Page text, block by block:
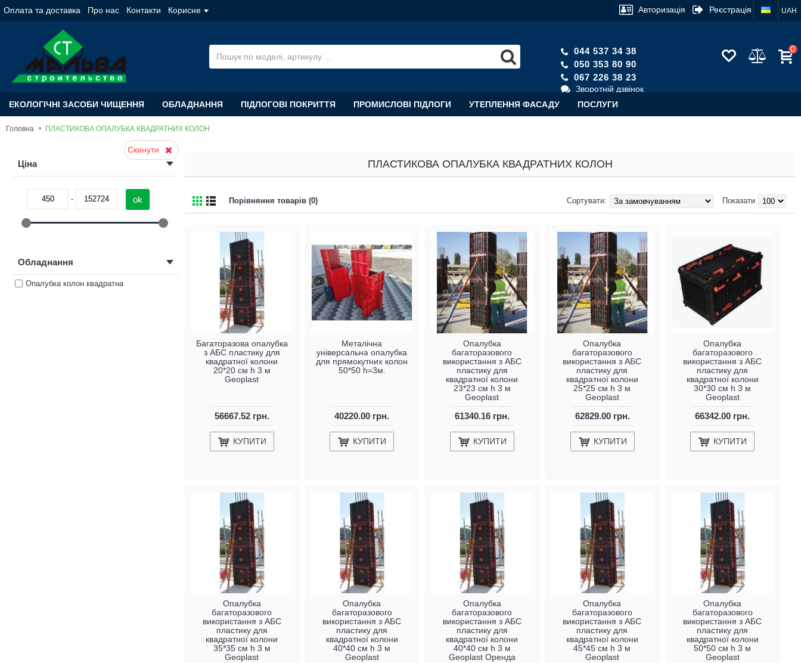
Оплата та доставка Про нас Контакти Корисне UAH
Авторизація Реєстрація
044 537 34 38
050 353 80 90
067 226 38 23
Зворотній дзвінок
0
ЕКОЛОГІЧНІ ЗАСОБИ ЧИЩЕННЯ ОБЛАДНАННЯ ПІДЛОГОВІ ПОКРИТТЯ ПРОМИСЛОВІ ПІДЛОГИ УТЕПЛЕННЯ ФАСАДУ ПОСЛУГИ
Головна ПЛАСТИКОВА ОПАЛУБКА КВАДРАТНИХ КОЛОН
Скинути
Цiна
-
Обладнання
Опалубка колон квадратна
ПЛАСТИКОВА ОПАЛУБКА КВАДРАТНИХ КОЛОН
Порівняння товарів (0) Показати
Сортувати:
Багаторазова опалубка
з АБС пластику для
квадратної колони
20*20 см h 3 м
Geoplast
56667.52 грн.
КУПИТИ
Металічна
універсальна опалубка
для прямокутних колон
50*50 h=3м.
40220.00 грн.
КУПИТИ
Опалубка
багаторазового
використання з АБС
пластику для
квадратної колони
23*23 см h 3 м
Geoplast
61340.16 грн.
КУПИТИ
Опалубка
багаторазового
використання з АБС
пластику для
квадратної колони
25*25 см h 3 м
Geoplast
62829.00 грн.
КУПИТИ
Опалубка
багаторазового
використання з АБС
пластику для
квадратної колони
30*30 см h 3 м
Geoplast
66342.00 грн.
КУПИТИ
Опалубка
багаторазового
використання з АБС
пластику для
квадратної колони
35*35 см h 3 м
Geoplast
Опалубка
багаторазового
використання з АБС
пластику для
квадратної колони
40*40 см h 3 м
Geoplast
Опалубка
багаторазового
використання з АБС
пластику для
квадратної колони
40*40 см h 3 м
Geoplast Оренда
Опалубка
багаторазового
використання з АБС
пластику для
квадратної колони
45*45 см h 3 м
Geoplast
Опалубка
багаторазового
використання з АБС
пластику для
квадратної колони
50*50 см h 3 м
Geoplast